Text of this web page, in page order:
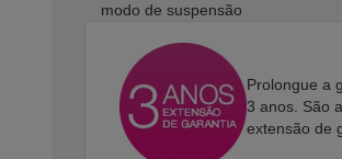
modo de suspensão
Prolongue a
3 anos. São
extensão de